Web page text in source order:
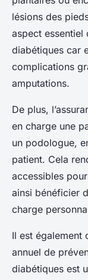
lésions des
aspect essentiel
diabétiques car
complications
amputations.
De plus,
en charge une
un podologue,
patient. Cela
accessibles
ainsi bénéficier
charge
Il est également
annuel de
diabétiques est